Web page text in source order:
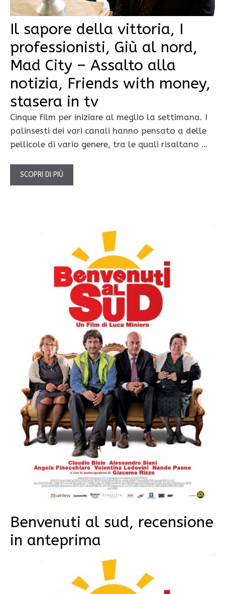
Il sapore della vittoria, I
professionisti, Giù al nord,
Mad City – Assalto alla
notizia, Friends with money,
stasera in tv
Cinque film per iniziare al meglio la settimana. I
palinsesti dei vari canali hanno pensato a delle
pellicole di vario genere, tra le quali risaltano …
SCOPRI DI PIÙ
Benvenuti al sud, recensione
in anteprima